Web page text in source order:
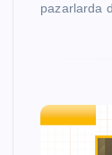
pazarlarda